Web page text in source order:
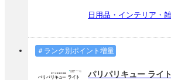
日用品・インテリア・
＃ランク別ポイント増量
パリパリキュー ライト